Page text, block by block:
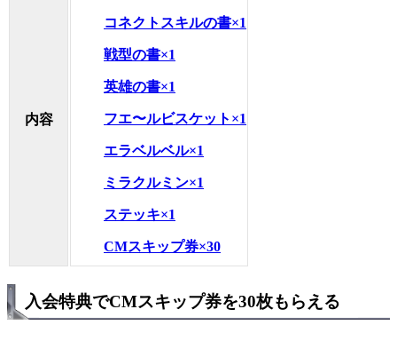
内容
コネクトスキルの書×1
戦型の書×1
英雄の書×1
フエ〜ルビスケット×1
エラベルベル×1
ミラクルミン×1
ステッキ×1
CMスキップ券×30
入会特典でCMスキップ券を30枚もらえる